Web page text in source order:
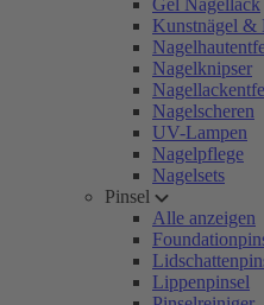
Gel Nagellack
Kunstnägel &
Nagelknipser
Nagelscheren
UV-Lampen
Nagelpflege
Nagelsets
Pinsel
Alle anzeigen
Lippenpinsel